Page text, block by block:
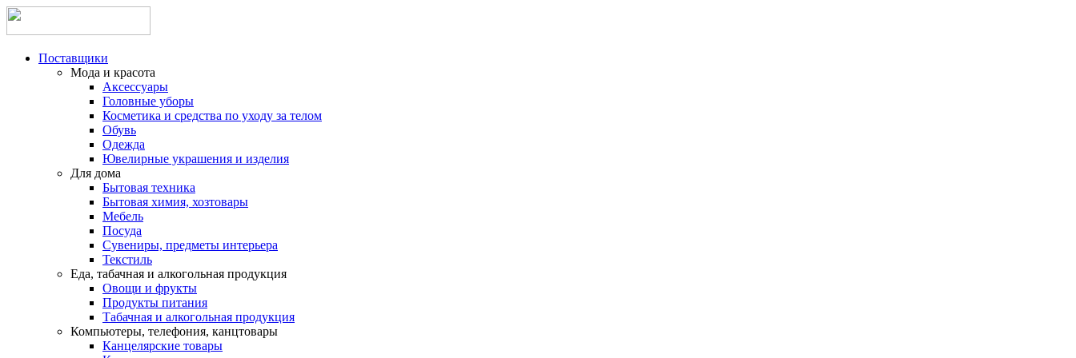
Поставщики
Мода и красота
Аксессуары
Головные уборы
Косметика и средства по уходу за телом
Обувь
Одежда
Ювелирные украшения и изделия
Для дома
Бытовая техника
Бытовая химия, хозтовары
Мебель
Посуда
Сувениры, предметы интерьера
Текстиль
Еда, табачная и алкогольная продукция
Овощи и фрукты
Продукты питания
Табачная и алкогольная продукция
Компьютеры, телефония, канцтовары
Канцелярские товары